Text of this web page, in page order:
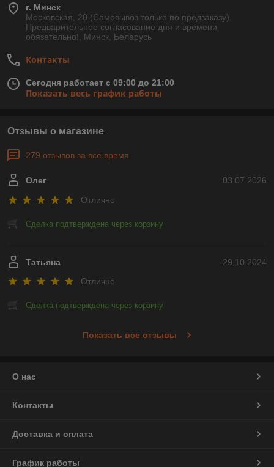
г. Минск
Московская, 20 (Самовывоз только по предзаказу).
Предварительное согласование дня и времени
обязательно!, Минск, Беларусь
Контакты
Сегодня работает с 09:00 до 21:00
Показать весь график работы
Отзывы о магазине
279 отзывов за всё время
03.07.2026
Олег
Отлично
Сделка подтверждена через корзину
29.10.2024
Татьяна
Отлично
Сделка подтверждена через корзину
Показать все отзывы
О нас
Контакты
Доставка и оплата
График работы